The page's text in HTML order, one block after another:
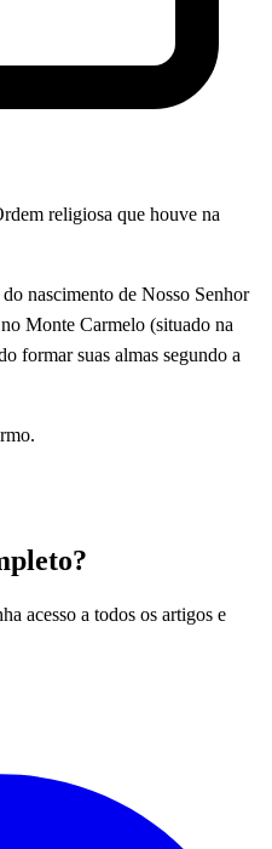
religiosa que houve na
nascimento de Nosso Senhor
Monte Carmelo (situado na
formar suas almas segundo a
acesso a todos os artigos e